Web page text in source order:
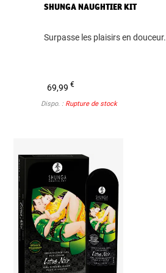
SHUNGA NAUGHTIER KIT
Surpasse les plaisirs en douceur.
69,99€
Dispo. : Rupture de stock